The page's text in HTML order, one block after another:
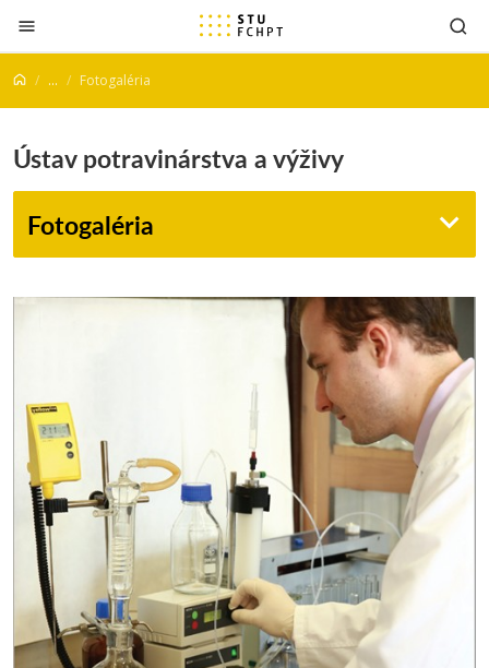
Prejsť na obsah
... Fotogaléria
Ústav potravinárstva a výživy
Fotogaléria